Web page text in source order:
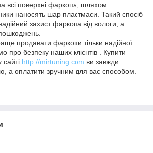
всі поверхні фаркопа, шляхом
наносять шар пластмаси. Такий спосіб
захист фаркопа від вологи, а
продавати фаркопи тільки надійної
про безпеку наших клієнтів . Купити
http://mirtuning.com ви завжди
а оплатити зручним для вас способом.